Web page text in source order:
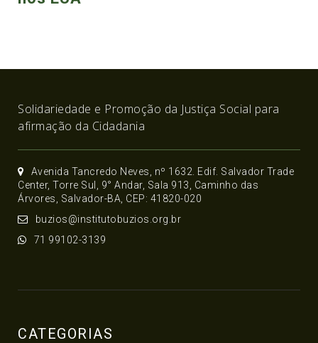
Solidariedade e Promoção da Justiça Social para
afirmação da Cidadania
Avenida Tancredo Neves, nº 1632. Edif. Salvador Trade
Center, Torre Sul, 9° Andar, Sala 913, Caminho das
Árvores, Salvador-BA, CEP: 41820-020
buzios@institutobuzios.org.br
71 99102-3139
CATEGORIAS